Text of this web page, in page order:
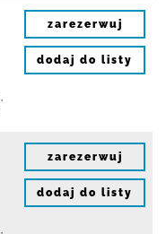
zarezerwuj
dodaj do listy
zarezerwuj
dodaj do listy